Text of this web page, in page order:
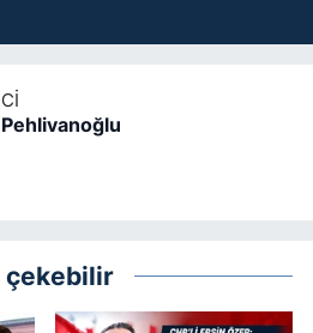
çekebilir